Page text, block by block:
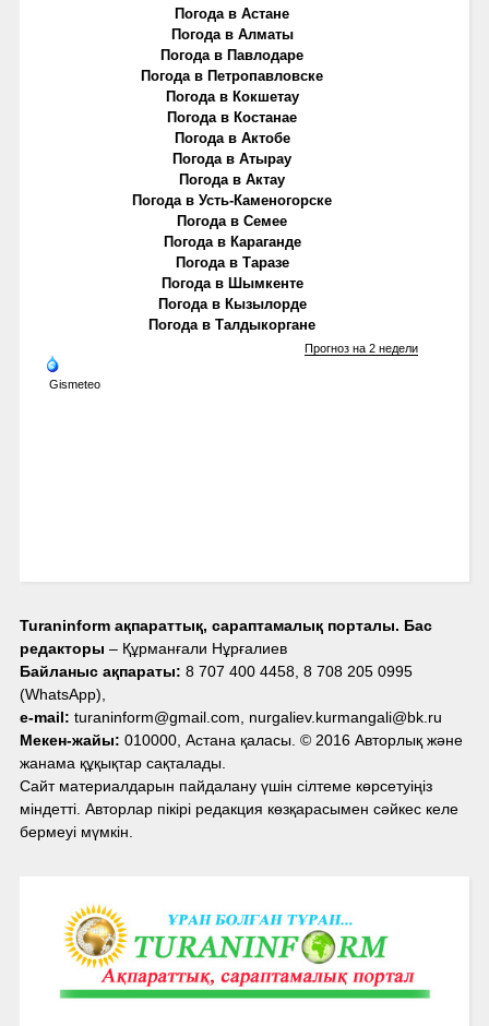
Погода в Астане
Погода в Алматы
Погода в Павлодаре
Погода в Петропавловске
Погода в Кокшетау
Погода в Костанае
Погода в Актобе
Погода в Атырау
Погода в Актау
Погода в Усть-Каменогорске
Погода в Семее
Погода в Караганде
Погода в Таразе
Погода в Шымкенте
Погода в Кызылорде
Погода в Талдыкоргане
Gismeteo
Прогноз на 2 недели
Turaninform ақпараттық, сараптамалық порталы. Бас
редакторы – Құрманғали Нұрғалиев
Байланыс ақпараты: 8 707 400 4458, 8 708 205 0995
(WhatsApp),
e-mail: turaninform@gmail.com, nurgaliev.kurmangali@bk.ru
Мекен-жайы: 010000, Астана қаласы. © 2016 Авторлық және
жанама құқықтар сақталады.
Сайт материалдарын пайдалану үшін сілтеме көрсетуіңіз
міндетті. Авторлар пікірі редакция көзқарасымен сәйкес келе
бермеуі мүмкін.